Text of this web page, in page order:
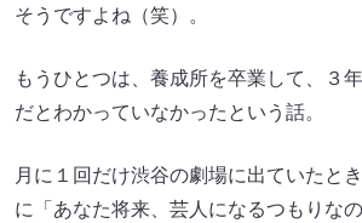
そうですよね（笑）。
もうひとつは、養成所を卒業して、３
だとわかっていなかったという話。
月に１回だけ渋谷の劇場に出ていたと
に「あなた将来、芸人になるつもりな